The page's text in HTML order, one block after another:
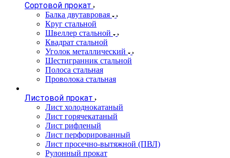
Сортовой прокат
Балка двутавровая
Круг стальной
Швеллер стальной
Квадрат стальной
Уголок металлический
Шестигранник стальной
Полоса стальная
Проволока стальная
Листовой прокат
Лист холоднокатаный
Лист горячекатаный
Лист рифленый
Лист перфорированный
Лист просечно-вытяжной (ПВЛ)
Рулонный прокат